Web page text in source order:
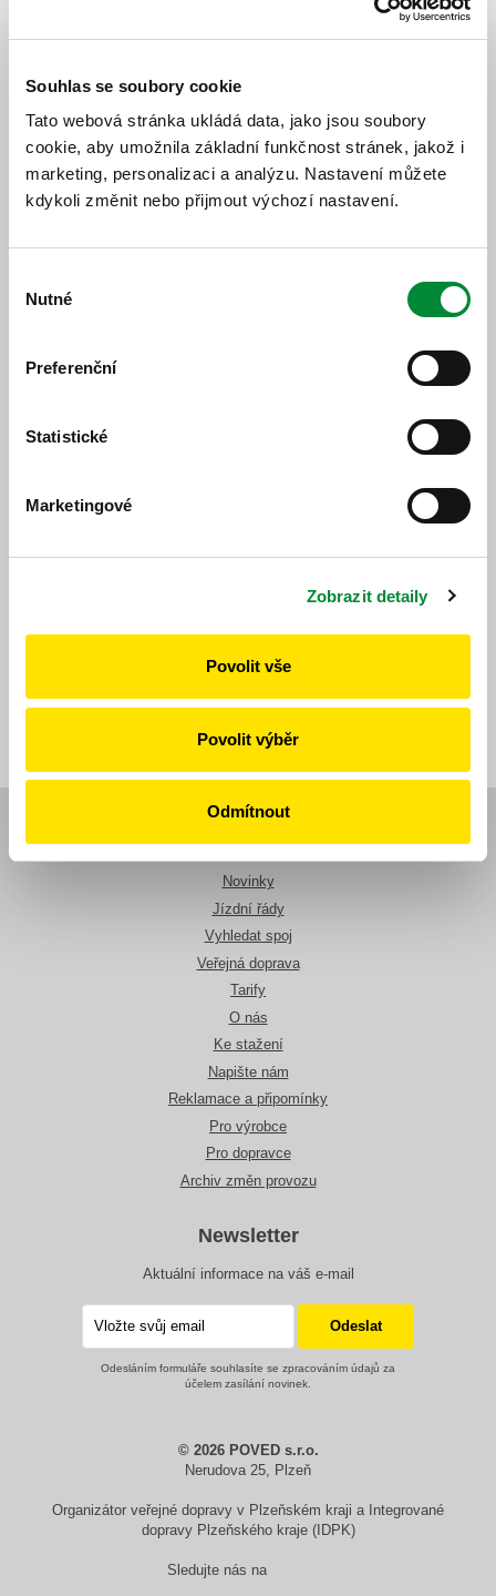
Souhlas se soubory cookie
Tato webová stránka ukládá data, jako jsou soubory
cookie, aby umožnila základní funkčnost stránek, jakož i
marketing, personalizaci a analýzu. Nastavení můžete
kdykoli změnit nebo přijmout výchozí nastavení.
souhlasu
Nutné
Preferenční
Statistické
Marketingové
Zobrazit detaily
Povolit vše
Povolit výběr
Odmítnout
Ovlivněné spoje
862/5 Domažlice,,Poděbradova (11:45) -
Koloveč,,škola (12:32) je opožděn o cca 15 minut.
Jízdní řád
Zpět
Navigace
Novinky
Jízdní řády
Vyhledat spoj
Veřejná doprava
Tarify
O nás
Ke stažení
Napište nám
Reklamace a připomínky
Pro výrobce
Pro dopravce
Archiv změn provozu
Newsletter
Aktuální informace na váš e-mail
Odesláním formuláře souhlasíte se zpracováním údajů za
účelem zasílání novinek.
© 2026 POVED s.r.o.
Nerudova 25, Plzeň
Organizátor veřejné dopravy v Plzeňském kraji a Integrované
dopravy Plzeňského kraje (IDPK)
Sledujte nás na